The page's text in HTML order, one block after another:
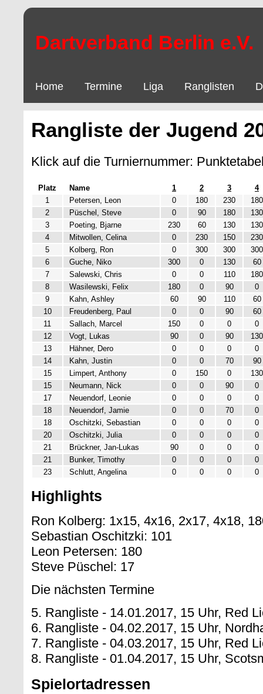
Dartverband Berlin e.V.
Home Termine Liga Ranglisten
Rangliste der Jugend
Klick auf die Turniernummer:
Platz Name 1 2 3
4
1
Petersen, Leon 0 180 230
180
2
Püschel, Steve 0 90 180
130
3
Poeting, Bjarne 230 60 130
130
4
Mitwollen, Celina 0 230 150
230
5
Kolberg, Ron 0 300 300
300
6
Guche, Niko 300 0 130
60
7
Salewski, Chris 0 0 110
180
8
Wasilewski, Felix 180 0 90
0
9
Kahn, Ashley 60 90 110
60
10
Freudenberg, Paul 0 0 90
60
11
Sallach, Marcel 150 0 0
0
12
Vogt, Lukas 90 0 90
130
13
Hähner, Dero 0 0 0
0
14
Kahn, Justin 0 0 70
90
15
Limpert, Anthony 0 150 0
130
15
Neumann, Nick 0 0 90
0
17
Neuendorf, Leonie 0 0 0
0
18
Neuendorf, Jamie 0 0 70
0
18
Oschitzki, Sebastian 0 0 0
0
20
Oschitzki, Julia 0 0 0
0
21
Brückner, Jan-Lukas 90 0 0
0
21
Bunker, Timothy 0 0 0
0
23
Schlutt, Angelina 0 0 0 0
Highlights
Ron Kolberg: 1x15, 4x16, 2x17, 4x18,
Sebastian Oschitzki: 101
Leon Petersen: 180
Steve Püschel: 17
Die nächsten Termine
5. Rangliste - 14.01.2017, 15 Uhr, Red
6. Rangliste - 04.02.2017, 15 Uhr,
7. Rangliste - 04.03.2017, 15 Uhr, Red
8. Rangliste - 01.04.2017, 15 Uhr,
Spielortadressen